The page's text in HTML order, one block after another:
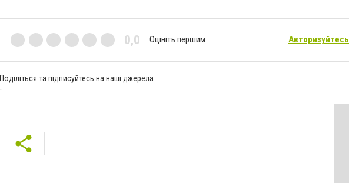
0,0 Оцініть першим Авторизуйтесь
Поділіться та підписуйтесь на наші джерела